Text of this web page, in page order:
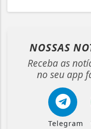
NOSSAS
Receba as
no seu app
Telegram